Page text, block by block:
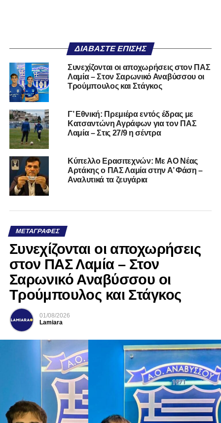
ΔΙΑΒΆΣΤΕ ΕΠΊΣΗΣ
Συνεχίζονται οι αποχωρήσεις στον ΠΑΣ
Λαμία – Στον Σαρωνικό Αναβύσσου οι
Τρούμπουλος και Στάγκος
Γ’ Εθνική: Πρεμιέρα εντός έδρας με
Κατσαντώνη Αγράφων για τον ΠΑΣ
Λαμία – Στις 27/9 η σέντρα
Kύπελλο Ερασιτεχνών: Με AO Nέας
Αρτάκης ο ΠΑΣ Λαμία στην Α’ Φάση –
Αναλυτικά τα ζευγάρια
ΜΕΤΑΓΡΑΦΈΣ
Συνεχίζονται οι αποχωρήσεις
στον ΠΑΣ Λαμία – Στον
Σαρωνικό Αναβύσσου οι
Τρούμπουλος και Στάγκος
01/08/2026
Lamiara